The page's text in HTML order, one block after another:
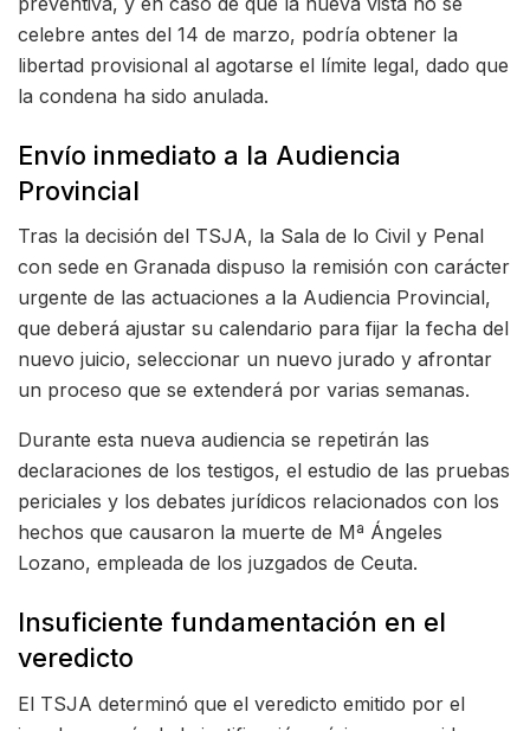
celebre antes del 14 de marzo, podría obtener la
libertad provisional al agotarse el límite legal, dado que
la condena ha sido anulada.
Envío inmediato a la Audiencia
Provincial
Tras la decisión del TSJA, la Sala de lo Civil y Penal
con sede en Granada dispuso la remisión con carácter
urgente de las actuaciones a la Audiencia Provincial,
que deberá ajustar su calendario para fijar la fecha del
nuevo juicio, seleccionar un nuevo jurado y afrontar
un proceso que se extenderá por varias semanas.
Durante esta nueva audiencia se repetirán las
declaraciones de los testigos, el estudio de las pruebas
periciales y los debates jurídicos relacionados con los
hechos que causaron la muerte de Mª Ángeles
Lozano, empleada de los juzgados de Ceuta.
Insuficiente fundamentación en el
veredicto
El TSJA determinó que el veredicto emitido por el